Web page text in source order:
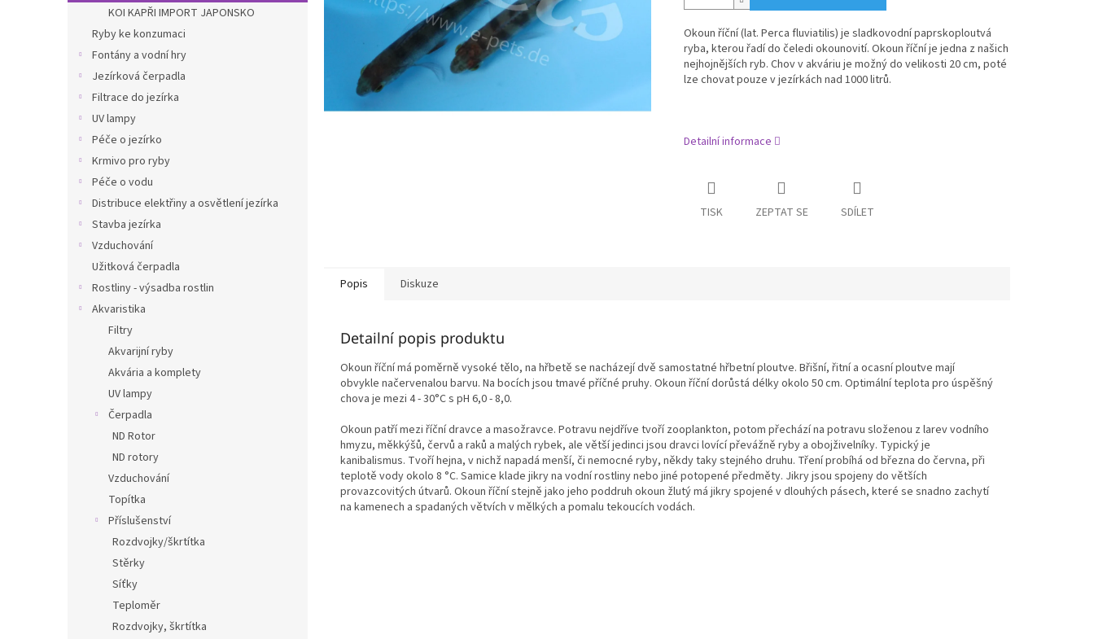
KOI KAPŘI IMPORT JAPONSKO
Ryby ke konzumaci
Fontány a vodní hry
Jezírková čerpadla
Filtrace do jezírka
UV lampy
Péče o jezírko
Krmivo pro ryby
Péče o vodu
Distribuce elektřiny a osvětlení jezírka
Stavba jezírka
Vzduchování
Užitková čerpadla
Rostliny - výsadba rostlin
Akvaristika
Filtry
Akvarijní ryby
Akvária a komplety
UV lampy
Čerpadla
ND Rotor
ND rotory
Vzduchování
Topítka
Příslušenství
Rozdvojky/škrtítka
Stěrky
Síťky
Teploměr
Rozdvojky, škrtítka
Okoun říční (lat. Perca fluviatilis) je sladkovodní paprskoploutvá
ryba, kterou řadí do čeledi okounovití. Okoun říční je jedna z našich
nejhojnějších ryb. Chov v akváriu je možný do velikosti 20 cm, poté
lze chovat pouze v jezírkách nad 1000 litrů.
Detailní informace
TISK ZEPTAT SE SDÍLET
Popis Diskuze
Detailní popis produktu
Okoun říční má poměrně vysoké tělo, na hřbetě se nacházejí dvě samostatné hřbetní ploutve. Břišní, řitní a ocasní ploutve mají
obvykle načervenalou barvu. Na bocích jsou tmavé příčné pruhy. Okoun říční dorůstá délky okolo 50 cm. Optimální teplota pro úspěšný
chova je mezi 4 - 30°C s pH 6,0 - 8,0.
Okoun patří mezi říční dravce a masožravce. Potravu nejdříve tvoří zooplankton, potom přechází na potravu složenou z larev vodního
hmyzu, měkkýšů, červů a raků a malých rybek, ale větší jedinci jsou dravci lovící převážně ryby a obojživelníky. Typický je
kanibalismus. Tvoří hejna, v nichž napadá menší, či nemocné ryby, někdy taky stejného druhu. Třeníprobíhá od března do června, při
teplotě vody okolo 8 °C. Samice klade jikry na vodní rostliny nebo jiné potopené předměty. Jikryjsou spojeny do větších
provazcovitých útvarů. Okoun říční stejně jako jeho poddruh okoun žlutýmá jikry spojené v dlouhých pásech, které se snadno zachytí
na kamenech a spadaných větvích v mělkých a pomalu tekoucích vodách.